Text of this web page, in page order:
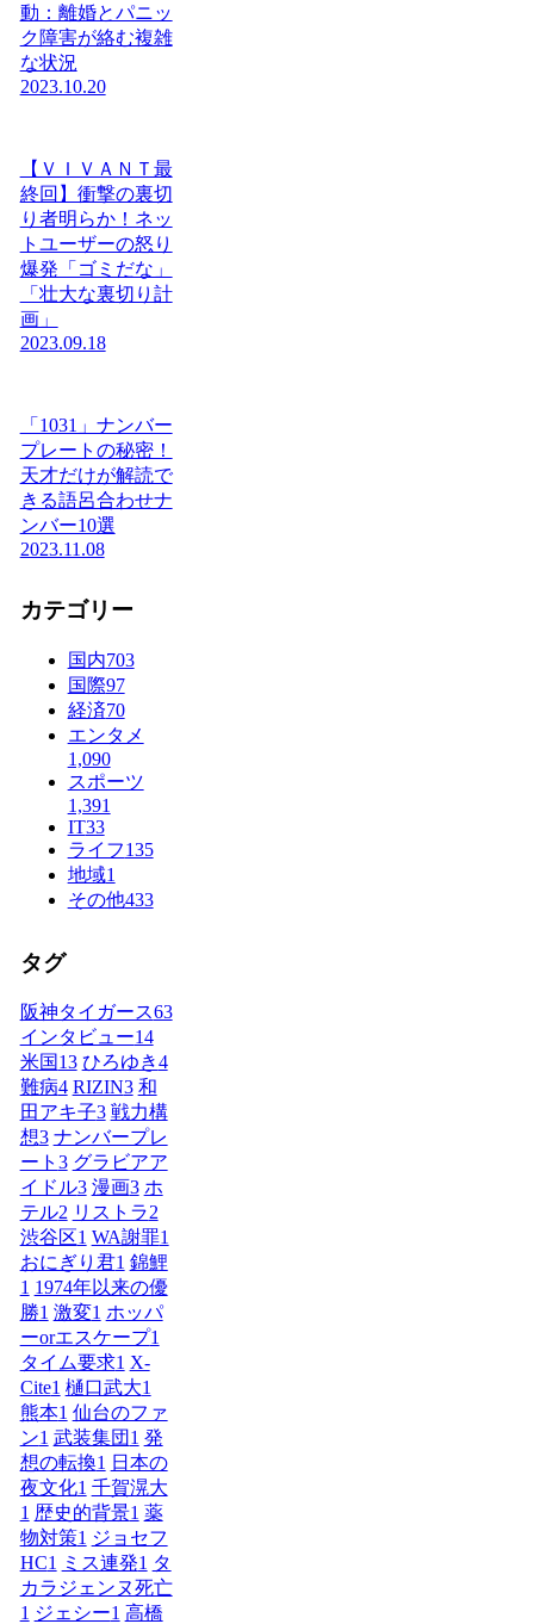
動：離婚とパニッ
ク障害が絡む複雑
な状況
2023.10.20
【ＶＩＶＡＮＴ最
終回】衝撃の裏切
り者明らか！ネッ
トユーザーの怒り
爆発「ゴミだな」
「壮大な裏切り計
画」
2023.09.18
「1031」ナンバー
プレートの秘密！
天才だけが解読で
きる語呂合わせナ
ンバー10選
2023.11.08
カテゴリー
国内703
国際97
経済70
エンタメ
1,090
スポーツ
1,391
IT33
ライフ135
地域1
その他433
タグ
阪神タイガース63
インタビュー14
米国13 ひろゆき4
難病4 RIZIN3 和
田アキ子3 戦力構
想3 ナンバープレ
ート 3 グラビアア
イドル3 漫画3 ホ
テル2 リストラ2
渋谷区1 WA謝罪1
おにぎり君1 錦鯉
1 1974年以来の優
勝1 激変1 ホッパ
ーorエスケープ1
タイム要求1 X-
Cite1 樋口武大1
熊本1 仙台のファ
ン1 武装集団 1 発
想の転換1 日本の
夜文化1 千賀滉大
1 歴史的背景1 薬
物対策1 ジョセフ
HC1 ミス連発1 タ
カラジェンヌ死亡
1 ジェシー1 高橋